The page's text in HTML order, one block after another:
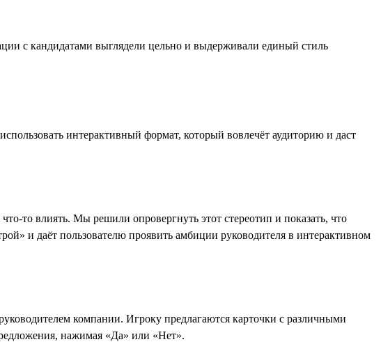
с кандидатами выглядели цельно и выдерживали единый стиль
интерактивный формат, который вовлечёт аудиторию и даст
то влиять. Мы решили опровергнуть этот стереотип и показать, что
и даёт пользователю проявить амбиции руководителя в интерактивном
компании. Игроку предлагаются карточки с различными
нажимая «Да» или «Нет».